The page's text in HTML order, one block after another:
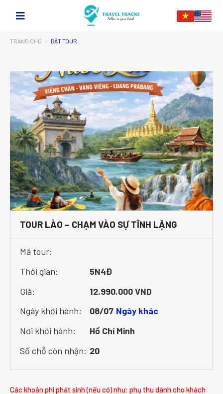
TRANG CHỦ ĐẶT TOUR
TOUR LÀO – CHẠM VÀO SỰ TĨNH LẶNG
Mã tour:
Thời gian:
5N4Đ
Giá:
12.990.000 VND
Ngày khởi hành:
08/07 Ngày khác
Nơi khởi hành:
Hồ Chí Minh
Số chỗ còn nhận: 20
Các khoản phí phát sinh (nếu có) như: phụ thu dành cho khách